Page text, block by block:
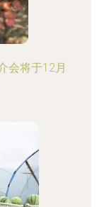
会将于12月